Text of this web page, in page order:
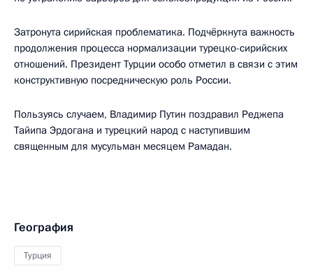
Затронута сирийская проблематика. Подчёркнута важность
продолжения процесса нормализации турецко-сирийских
отношений. Президент Турции особо отметил в связи с этим
конструктивную посредническую роль России.
Пользуясь случаем, Владимир Путин поздравил Реджепа
Тайипа Эрдогана и турецкий народ с наступившим
священным для мусульман месяцем Рамадан.
География
Турция